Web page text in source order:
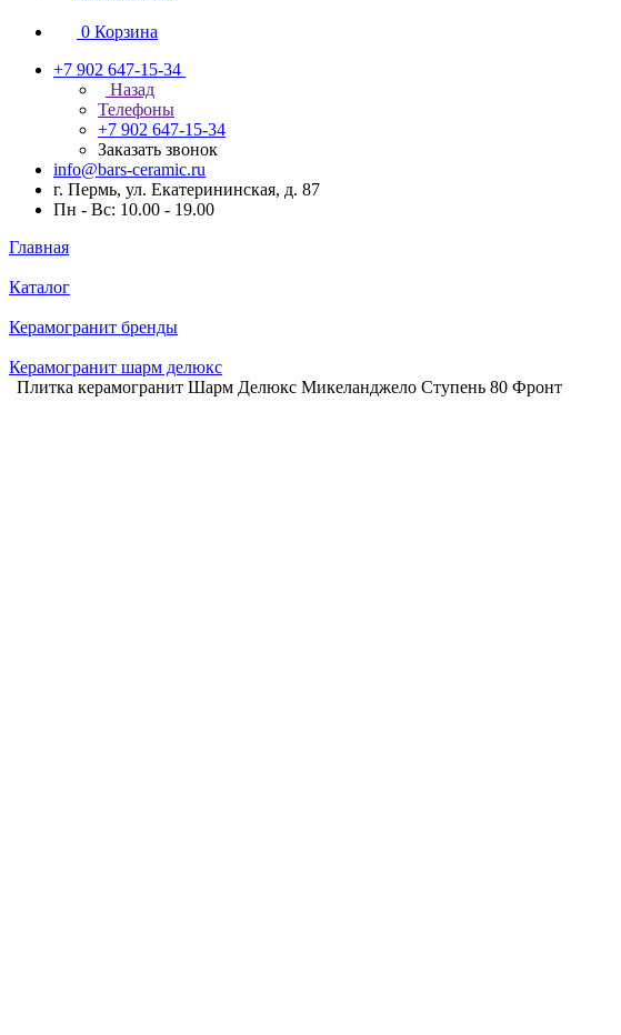
0 Корзина
+7 902 647-15-34
Назад
Телефоны
+7 902 647-15-34
Заказать звонок
info@bars-ceramic.ru
г. Пермь, ул. Екатерининская, д. 87
Пн - Вс: 10.00 - 19.00
Главная
Каталог
Керамогранит бренды
Керамогранит шарм делюкс
Плитка керамогранит Шарм Делюкс Микеланджело Ступень 80 Фронт